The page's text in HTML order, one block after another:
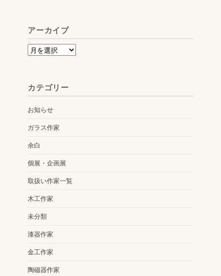
アーカイブ
ア
イ
カテゴリー
お知らせ
ガラス作家
余白
個展・企画展
取扱い作家一覧
木工作家
未分類
漆器作家
金工作家
陶磁器作家